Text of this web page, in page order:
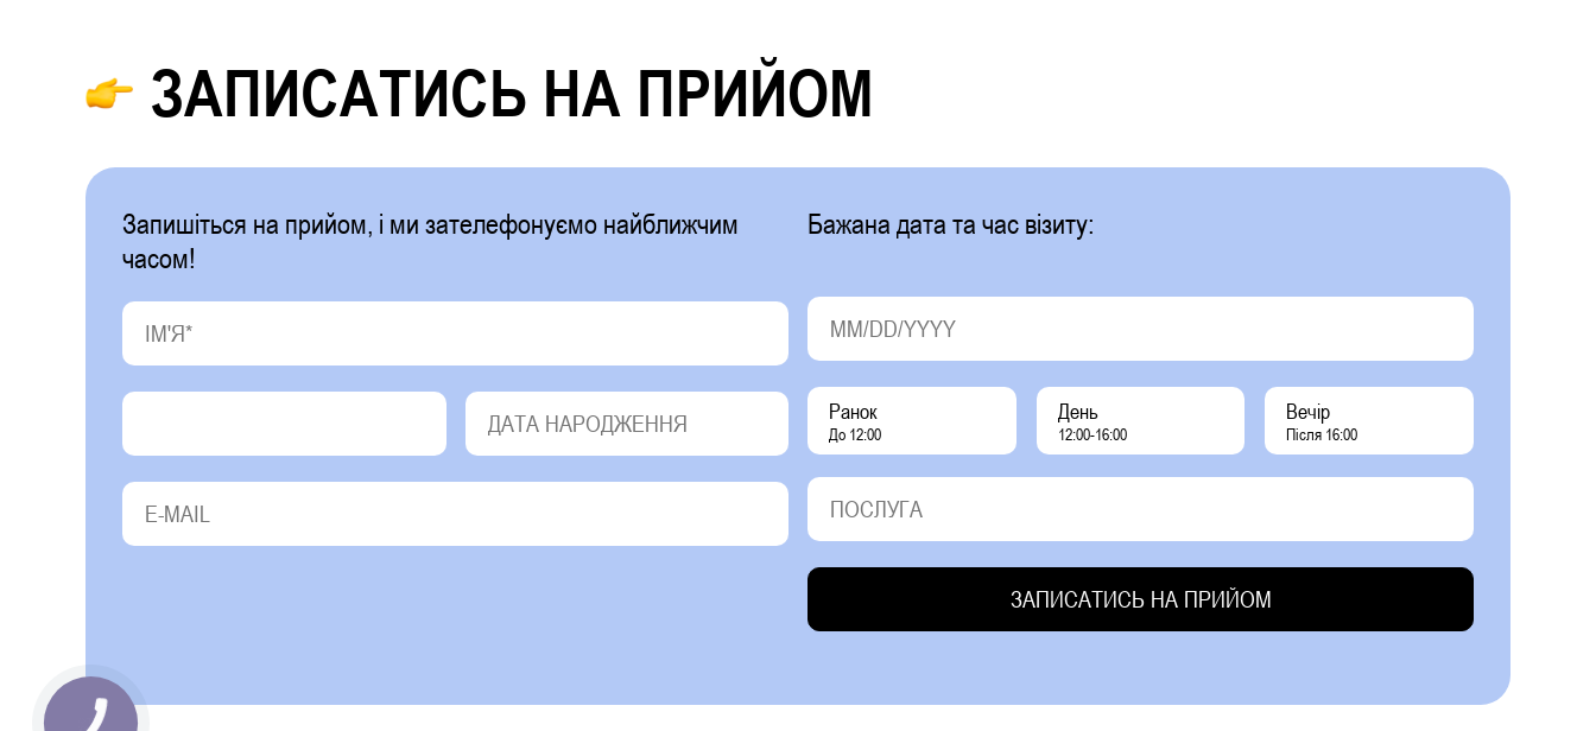
ЗАПИСАТИСЬ НА ПРИЙОМ
Запишіться на прийом, і ми зателефонуємо найближчим
часом!
Бажана дата та час візиту:
Ранок
До 12:00
День
12:00-16:00
Вечір
Після 16:00